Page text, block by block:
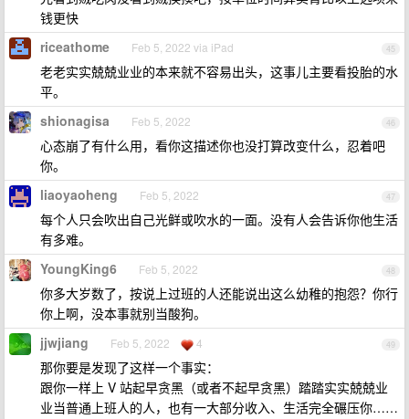
钱更快
45
riceathome Feb 5, 2022 via iPad
老老实实兢兢业业的本来就不容易出头，这事儿主要看投胎的水
平。
46
shionagisa Feb 5, 2022
心态崩了有什么用，看你这描述你也没打算改变什么，忍着吧
你。
47
liaoyaoheng Feb 5, 2022
每个人只会吹出自己光鲜或吹水的一面。没有人会告诉你他生活
有多难。
48
YoungKing6 Feb 5, 2022
你多大岁数了，按说上过班的人还能说出这么幼稚的抱怨？你行
你上啊，没本事就别当酸狗。
49
jjwjiang Feb 5, 2022 4
那你要是发现了这样一个事实：
跟你一样上 V 站起早贪黑（或者不起早贪黑）踏踏实实兢兢业
业当普通上班人的人，也有一大部分收入、生活完全碾压你……